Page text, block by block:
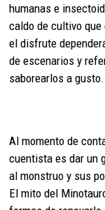
humanas e
caldo de cultivo
el disfrute
de escenarios y
saborearlos a
Al momento de
cuentista es dar un
al monstruo y sus
El mito del